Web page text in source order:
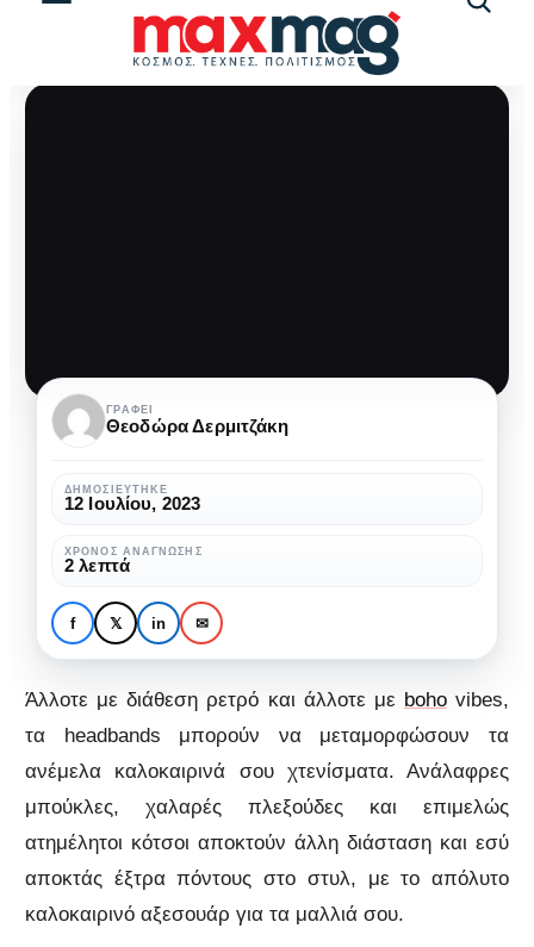
ΜΌΔΑ
Headbands: Το
απόλυτο αξεσουάρ του
καλοκαιριού
Headbands:
απόλυτο
αξεσουάρ
του
καλοκαιριού
ΓΡΆΦΕΙ
Θεοδώρα Δερμιτζάκη
ΔΗΜΟΣΙΕΎΤΗΚΕ
12 Ιουλίου, 2023
ΧΡΌΝΟΣ ΑΝΆΓΝΩΣΗΣ
2 λεπτά
f 𝕏 in ✉
Άλλοτε με διάθεση ρετρό και άλλοτε με bohovibes,
τα headbands μπορούν να μεταμορφώσουν τα
ανέμελα καλοκαιρινά σου χτενίσματα. Ανάλαφρες
μπούκλες, χαλαρές πλεξούδες και επιμελώς
ατημέλητοι κότσοι αποκτούν άλλη διάσταση και εσύ
αποκτάς έξτρα πόντους στο στυλ, με το απόλυτο
καλοκαιρινό αξεσουάρ για τα μαλλιά σου.